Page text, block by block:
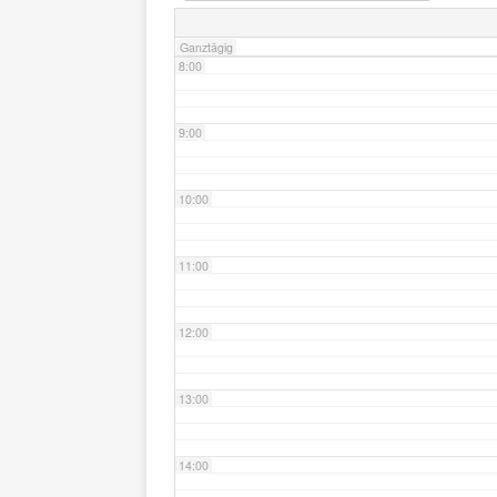
Ganztägig
8:00
9:00
10:00
11:00
12:00
13:00
14:00